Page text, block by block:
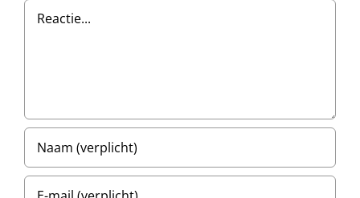
Reactie